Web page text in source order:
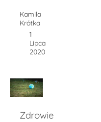
Kamila
Krótka
1
Lipca
2020
Zdrowie